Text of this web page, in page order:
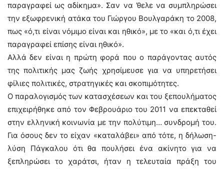
παραγραφεί ως αδίκημα». Σαν να ’θελε να συμπληρώσει
την εξωφρενική ατάκα του Γιώργου Βουλγαράκη το 2008,
πως «ό,τι είναι νόμιμο είναι και ηθικό», με το «και ό,τι έχει
παραγραφεί επίσης είναι ηθικό».
Αλλά δεν είναι η πρώτη φορά που ο παράγοντας αυτός
της πολιτικής μας ζωής χρησίμευσε για να υπηρετήσει
φίλιες πολιτικές, στρατηγικές και σκοπιμότητες.
Ο παραλογισμός των κατασχέσεων και του ξεπουλήματος
επιχειρήθηκε από τον Φεβρουάριο του 2011 να επεκταθεί
στην ελληνική κοινωνία με την πολύτιμη… συνδρομή του.
Για όσους δεν το είχαν «καταλάβει» από τότε, η δήλωση-
λύση Πάγκαλου ότι θα πουλήσει ένα ακίνητο για να
ξεπληρώσει το χαράτσι, ήταν η τελευταία πράξη του